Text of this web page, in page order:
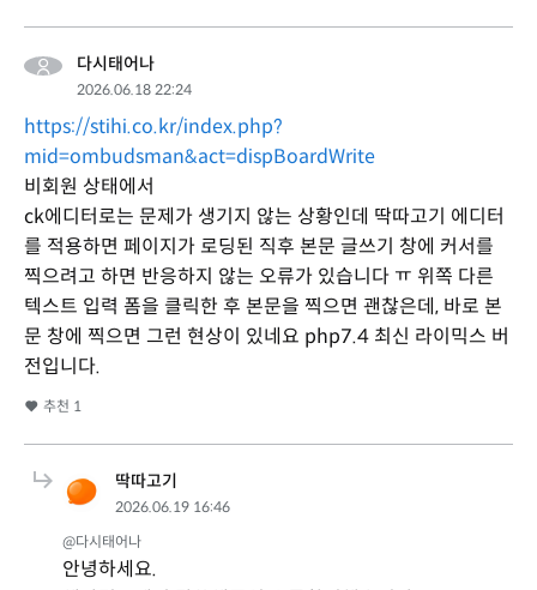
다시태어나
2026.06.18 22:24
https://stihi.co.kr/index.php?
mid=ombudsman&act=dispBoardWrite
비회원 상태에서
ck에디터로는 문제가 생기지 않는 상황인데 딱따고기 에디터
를 적용하면 페이지가 로딩된 직후 본문 글쓰기 창에 커서를
찍으려고 하면 반응하지 않는 오류가 있습니다 ㅠ 위쪽 다른
텍스트 입력 폼을 클릭한 후 본문을 찍으면 괜찮은데, 바로 본
문 창에 찍으면 그런 현상이 있네요 php7.4 최신 라이믹스 버
전입니다.
추천 1
딱따고기
2026.06.19 16:46
@다시태어나
안녕하세요.